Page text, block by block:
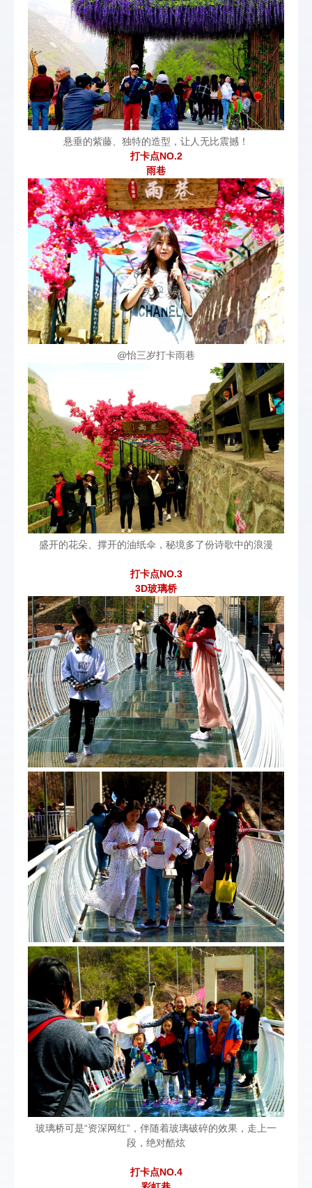
悬垂的紫藤、独特的造型，让人无比震撼！
打卡点NO.2
雨巷
@怡三岁打卡雨巷
盛开的花朵、撑开的油纸伞，秘境多了份诗歌中的浪漫
打卡点NO.3
3D玻璃桥
玻璃桥可是“资深网红”，伴随着玻璃破碎的效果，走上一
段，绝对酷炫
打卡点NO.4